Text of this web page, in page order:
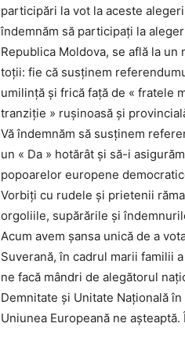
participări la vot la aceste
îndemnăm să participați la
Republica Moldova, se află la
toții: fie că susținem
umilință și frică față de « fratele
tranziție » rușinoasă și
Vă îndemnăm să susținem
un « Da » hotărât și să-i
popoarelor europene
Vorbiți cu rudele și prietenii
orgoliile, supărările și
Acum avem șansa unică de a
Suverană, în cadrul marii familii
ne facă mândri de alegătorul
Demnitate și Unitate Națională
Uniunea Europeană ne așteaptă.